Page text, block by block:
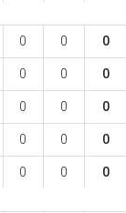
0 0 0
0 0 0
0 0 0
0 0 0
0 0 0